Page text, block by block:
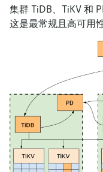
集群 TiDB、TiKV 和
这是最常规且高可用